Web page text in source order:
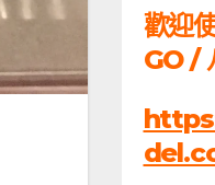
歡迎
GO /